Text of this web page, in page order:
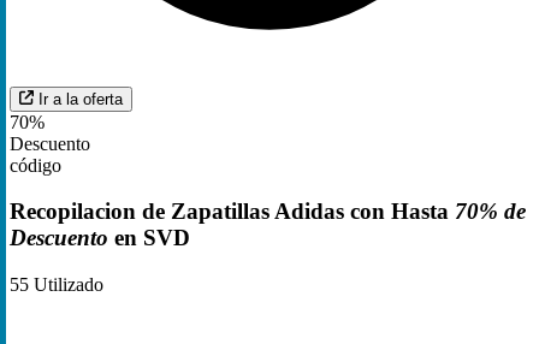
Ir a la oferta
70%
Descuento
código
Recopilacion de Zapatillas Adidas con Hasta 70% de
Descuento en SVD
55 Utilizado